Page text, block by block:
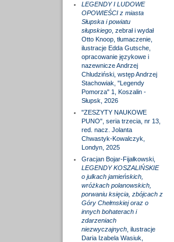
LEGENDY I LUDOWE
OPOWIEŚCI z miasta
Słupska i powiatu
słupskiego, zebrał i wydał
Otto Knoop, tłumaczenie,
ilustracje Edda Gutsche,
opracowanie językowe i
nazewnicze Andrzej
Chludziński, wstęp Andrzej
Stachowiak, "Legendy
Pomorza" 1, Koszalin -
Słupsk, 2026
"ZESZYTY NAUKOWE
PUNO", seria trzecia, nr 13,
red. nacz. Jolanta
Chwastyk-Kowalczyk,
Londyn, 2025
Gracjan Bojar-Fijałkowski,
LEGENDY KOSZALIŃSKIE
o julkach jamieńskich,
wróżkach polanowskich,
porwaniu księcia, zbójcach z
Góry Chełmskiej oraz o
innych bohaterach i
zdarzeniach
niezwyczajnych, ilustracje
Daria Izabela Wasiuk,